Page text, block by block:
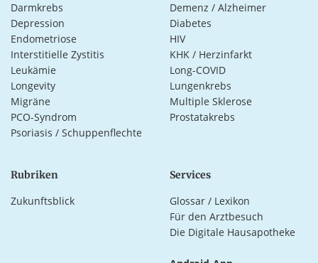
Darmkrebs
Demenz / Alzheimer
Depression
Diabetes
Endometriose
HIV
Interstitielle Zystitis
KHK / Herzinfarkt
Leukämie
Long-COVID
Longevity
Lungenkrebs
Migräne
Multiple Sklerose
PCO-Syndrom
Prostatakrebs
Psoriasis / Schuppenflechte
Rubriken
Zukunftsblick
Services
Glossar / Lexikon
Für den Arztbesuch
Die Digitale Hausapotheke